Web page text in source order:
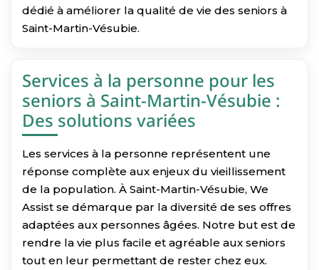
dédié à améliorer la qualité de vie des seniors à
Saint-Martin-Vésubie.
Services à la personne pour les
seniors à Saint-Martin-Vésubie :
Des solutions variées
Les services à la personne représentent une
réponse complète aux enjeux du vieillissement
de la population. À Saint-Martin-Vésubie, We
Assist se démarque par la diversité de ses offres
adaptées aux personnes âgées. Notre but est de
rendre la vie plus facile et agréable aux seniors
tout en leur permettant de rester chez eux.